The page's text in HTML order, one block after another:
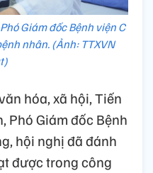
Giám đốc Bệnh viện C
nhân. (Ảnh: TTXVN
hóa, xã hội, Tiến
Phó Giám đốc Bệnh
hội nghị đã đánh
được trong công